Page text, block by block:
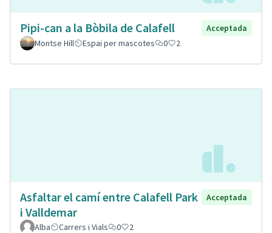
Pipi-can a la Bòbila de Calafell
Acceptada
Montse Hill
Espai per mascotes 0 2
Asfaltar el camí entre Calafell Park
i Valldemar
Acceptada
Alba Carrers i Vials 0 2